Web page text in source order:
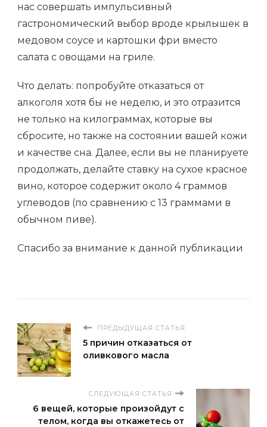
нас совершать импульсивный
гастрономический выбор вроде крылышек в
медовом соусе и картошки фри вместо
салата с овощами на гриле.
Что делать: попробуйте отказаться от
алкоголя хотя бы не неделю, и это отразится
не только на килограммах, которые вы
сбросите, но также на состоянии вашей кожи
и качестве сна. Далее, если вы не планируете
продолжать, делайте ставку на сухое красное
вино, которое содержит около 4 граммов
углеводов (по сравнению с 13 граммами в
обычном пиве).
Спасибо за внимание к данной публикации
ПРЕДЫДУЩАЯ СТАТЬЯ
5 причин отказаться от
оливкового масла
СЛЕДУЮЩАЯ СТАТЬЯ
6 вещей, которые произойдут с
телом, когда вы откажетесь от